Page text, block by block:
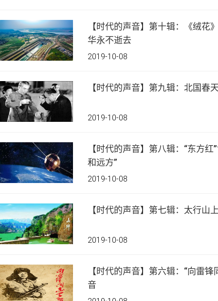
【时代的声音】第十辑：《绒花
华永不逝去
2019-10-08
【时代的声音】第九辑：北国春
2019-10-08
【时代的声音】第八辑：“东方
和远方”
2019-10-08
【时代的声音】第七辑：太行山
2019-10-08
【时代的声音】第六辑：“向雷
音